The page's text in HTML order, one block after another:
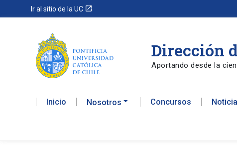
Ir al sitio de la UC launch
Dirección
Aportando desde la
Inicio Nosotros Concursos